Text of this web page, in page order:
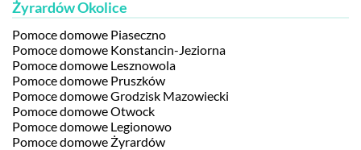
Żyrardów Okolice
Pomoce domowe Piaseczno
Pomoce domowe Konstancin-Jeziorna
Pomoce domowe Lesznowola
Pomoce domowe Pruszków
Pomoce domowe Grodzisk Mazowiecki
Pomoce domowe Otwock
Pomoce domowe Legionowo
Pomoce domowe Żyrardów